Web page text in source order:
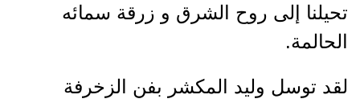
تحيلنا إلى روح الشرق و زرقة سمائه
الحالمة.
لقد توسل وليد المكشر بفن الزخرفة